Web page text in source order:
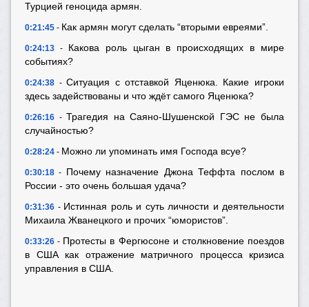
Турцией геноцида армян.
0:21:45 - Как армян могут сделать “вторыми евреями”.
0:24:13 - Какова роль цыган в происходящих в мире
событиях?
0:24:38 -Ситуация с отставкой Яценюка. Какие игроки
здесь задействованы и что ждёт самого Яценюка?
0:26:16 - Трагедия на Саяно-Шушенской ГЭС не была
случайностью?
0:28:24 - Можно ли упоминать имя Господа всуе?
0:30:18 - Почему назначение Джона Теффта послом в
России - это очень большая удача?
0:31:36 - Истинная роль и суть личности и деятельности
Михаила Жванецкого и прочих “юмористов”.
0:33:26 - Протесты в Фергюсоне и столкновение поездов
в США как отражение матричного процесса кризиса
управления в США.